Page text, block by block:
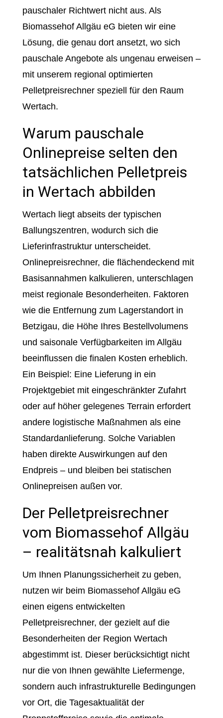
pauschaler Richtwert nicht aus. Als
Biomassehof Allgäu eG bieten wir eine
Lösung, die genau dort ansetzt, wo sich
pauschale Angebote als ungenau erweisen –
mit unserem regional optimierten
Pelletpreisrechner speziell für den Raum
Wertach.
Warum pauschale
Onlinepreise selten den
tatsächlichen Pelletpreis
in Wertach abbilden
Wertach liegt abseits der typischen
Ballungszentren, wodurch sich die
Lieferinfrastruktur unterscheidet.
Onlinepreisrechner, die flächendeckend mit
Basisannahmen kalkulieren, unterschlagen
meist regionale Besonderheiten. Faktoren
wie die Entfernung zum Lagerstandort in
Betzigau, die Höhe Ihres Bestellvolumens
und saisonale Verfügbarkeiten im Allgäu
beeinflussen die finalen Kosten erheblich.
Ein Beispiel: Eine Lieferung in ein
Projektgebiet mit eingeschränkter Zufahrt
oder auf höher gelegenes Terrain erfordert
andere logistische Maßnahmen als eine
Standardanlieferung. Solche Variablen
haben direkte Auswirkungen auf den
Endpreis – und bleiben bei statischen
Onlinepreisen außen vor.
Der Pelletpreisrechner
vom Biomassehof Allgäu
– realitätsnah kalkuliert
Um Ihnen Planungssicherheit zu geben,
nutzen wir beim Biomassehof Allgäu eG
einen eigens entwickelten
Pelletpreisrechner, der gezielt auf die
Besonderheiten der Region Wertach
abgestimmt ist. Dieser berücksichtigt nicht
nur die von Ihnen gewählte Liefermenge,
sondern auch infrastrukturelle Bedingungen
vor Ort, die Tagesaktualität der